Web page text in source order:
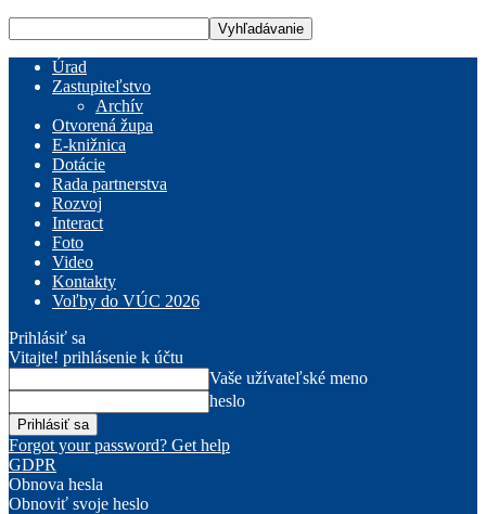
Úrad
Zastupiteľstvo
Archív
Otvorená župa
E-knižnica
Dotácie
Rada partnerstva
Rozvoj
Interact
Foto
Video
Kontakty
Voľby do VÚC 2026
Prihlásiť sa
Vitajte! prihlásenie k účtu
Vaše užívateľské meno
heslo
Forgot your password? Get help
GDPR
Obnova hesla
Obnoviť svoje heslo